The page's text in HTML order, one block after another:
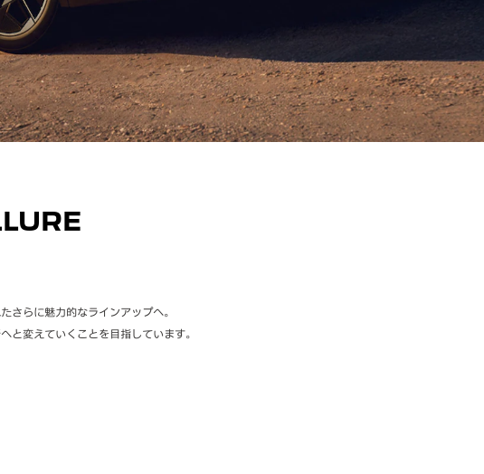
さらに魅力的なラインアップへ。
と変えていくことを目指しています。